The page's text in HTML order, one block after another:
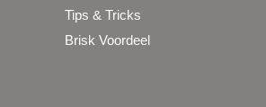
Tips & Tricks
Brisk Voordeel